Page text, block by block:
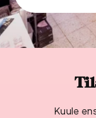
Kuule